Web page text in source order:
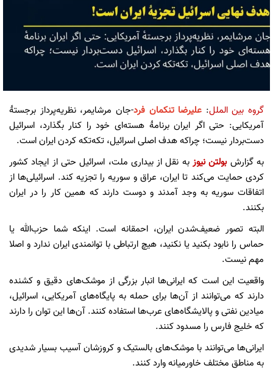
گروه بین الملل: علیرضا تنکمان فرد-جان مرشایمر، نظریه‌پرداز برجستۀ
آمریکایی: حتی اگر ایران برنامۀ هسته‌ای خود را کنار بگذارد، اسرائیل
دست‌بردار نیست؛ چراکه هدف اصلی اسرائیل، تکه‌تکه کردن ایران است.
به گزارشبولتن نیوزبه نقل از بیداری ملت، اسرائیل حتی از ایجاد کشور
کردی حمایت می‌کند تا ایران، عراق و سوریه را تجزیه کند. اسرائیلی‌ها از
اتفاقات سوریه به وجد آمدند و دوست دارند که همین کار را در ایران
بکنند.
البته تصور ضعیف‌شدن ایران، احمقانه است. اینکه شما حزب‌الله یا
حماس را نابود بکنید یا نکنید، هیچ ارتباطی با توانمندی ایران ندارد و اصلا
مهم نیست.
واقعیت این است که ایرانی‌ها انبار بزرگی از موشک‌های دقیق و کشنده
دارند که می‌توانند از آن‌ها برای حمله به پایگاه‌های آمریکایی، اسرائیل،
میادین نفتی و پالایشگاه‌های عرب‌ها استفاده کنند. آن‌ها این توان را دارند
که خلیج فارس را مسدود کنند.
ایرانی‌ها می‌توانند با موشک‌های بالستیک و کروزشان آسیب بسیار شدیدی
به مناطق مختلف خاورمیانه وارد کنند.